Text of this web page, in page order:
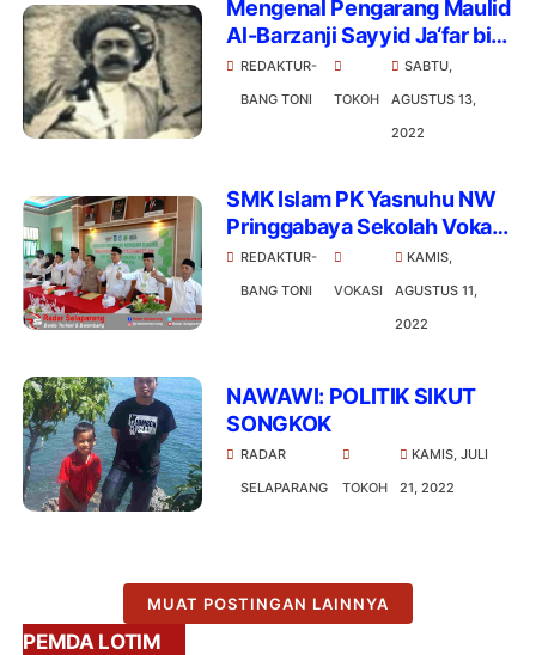
Mengenal Pengarang Maulid
Al-Barzanji Sayyid Ja‘far bin
Hasan bin ‘Abdul Karim bin
Muhammad bin Rasul Al-
REDAKTUR-
BANG TONI
TOKOH
SABTU,
AGUSTUS 13,
2022
SMK Islam PK Yasnuhu NW
Pringgabaya Sekolah Vokasi
Pertama di Pulau Lombok
REDAKTUR-
BANG TONI
VOKASI
KAMIS,
AGUSTUS 11,
2022
NAWAWI: POLITIK SIKUT
SONGKOK
RADAR
SELAPARANG
TOKOH
KAMIS, JULI
21, 2022
MUAT POSTINGAN LAINNYA
PEMDA LOTIM